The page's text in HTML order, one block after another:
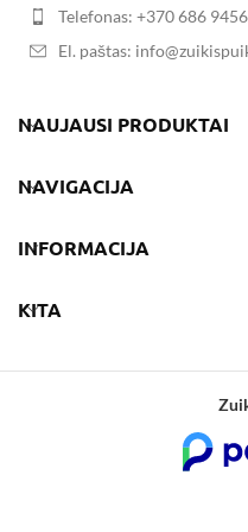
Telefonas: +370 686
El. paštas:
NAUJAUSI PRODUKTAI
NAVIGACIJA
INFORMACIJA
KITA